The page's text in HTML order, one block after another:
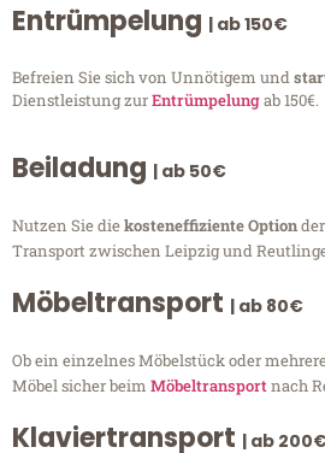
Entrümpelung | ab 150€
Befreien Sie sich von Unnötigem und
Dienstleistung zurEntrümpelungab 150€.
Beiladung | ab 50€
Nutzen Sie diekosteneffiziente Optionder
Transport zwischen Leipzig und
Möbeltransport | ab 80€
Ob ein einzelnes Möbelstück oder
Möbel sicher beim Möbeltransportnach
Klaviertransport | ab